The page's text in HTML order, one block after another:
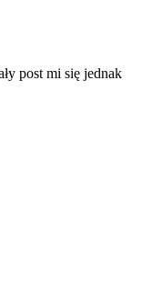
post mi się jednak